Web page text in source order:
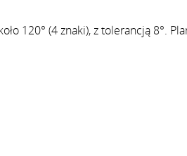
120° (4 znaki), z tolerancją 8°.